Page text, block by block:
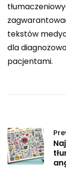
tekstów
dla
pacjentami.